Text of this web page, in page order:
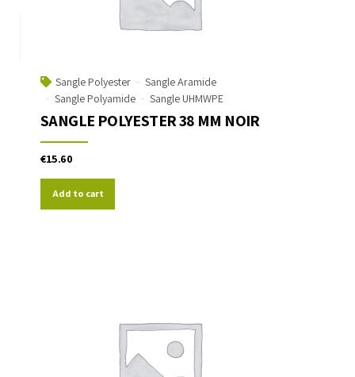
Sangle Polyester
Sangle Aramide
Sangle Polyamide
Sangle UHMWPE
SANGLE POLYESTER 38 MM NOIR
€15.60
Add to cart